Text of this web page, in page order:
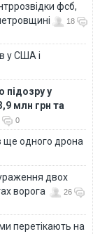
фсб,
18
у США і
підозру у
млн грн та
0
ще одного дрона
двох
ворога
26
перетікають на